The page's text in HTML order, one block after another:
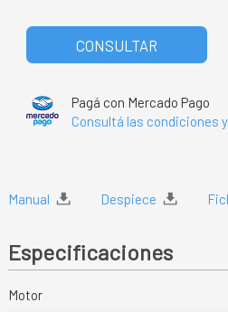
CONSULTAR
Pagá con Mercado Pago
Consultá las condiciones
Manual Despiece
Especificaciones
Motor